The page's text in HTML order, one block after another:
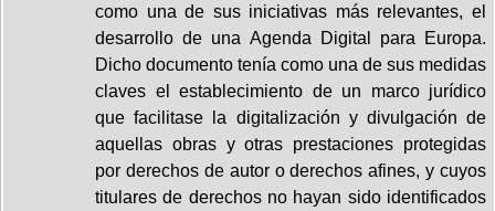
como una de sus iniciativas más relevantes, el
desarrollo de una Agenda Digital para Europa.
Dicho documento tenía como una de sus medidas
claves el establecimiento de un marco jurídico
que facilitase la digitalización y divulgación de
aquellas obras y otras prestaciones protegidas
por derechos de autor o derechos afines, y cuyos
titulares de derechos no hayan sido identificados